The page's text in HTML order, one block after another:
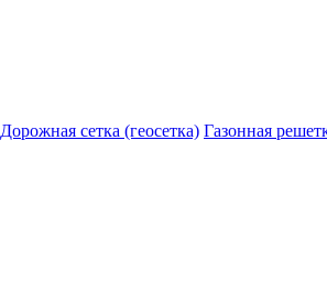
Дорожная сетка (геосетка) Газонная